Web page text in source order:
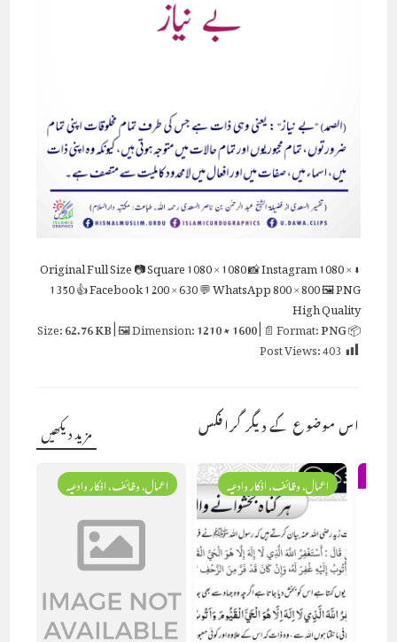
⬇ Original
Full Size📷 Square1080 × 1080📸 Instagram1080 ×
1350👍 Facebook1200 × 630💬 WhatsApp800 × 800🖼 PNG
High Quality
📦 Size:
62.76 KB| 🖼 Dimension:1210 × 1600| 📄 Format:PNG
Post Views:403
اس موضوع کے دیگر گرافکس مزید دیکھیں
اعمال، وظائف، اذکار وادعیہ اعمال، وظائف، اذکار وادعیہ